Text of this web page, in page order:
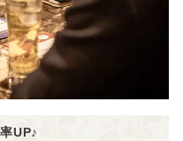
UP♪